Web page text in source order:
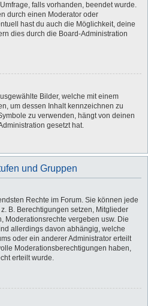
falls vorhanden, beendet wurde.
durch einen Moderator oder
hast du auch die Möglichkeit, deine
dies durch die Board-Administration
Bilder, welche mit einem
um dessen Inhalt kennzeichnen zu
zu verwenden, hängt von deinen
gesetzt hat.
und Gruppen
Rechte im Forum. Sie können jede
B. Berechtigungen setzen, Mitglieder
Moderationsrechte vergeben usw. Die
allerdings davon abhängig, welche
oder ein anderer Administrator erteilt
Moderationsberechtigungen haben,
erteilt wurde.